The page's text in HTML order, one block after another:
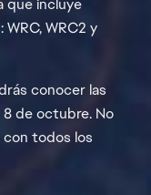
que incluye
WRC2 y
conocer las
de octubre. No
todos los